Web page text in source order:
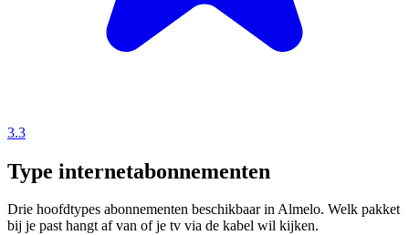
3.3
Type internetabonnementen
Drie hoofdtypes abonnementen beschikbaar in Almelo. Welk pakket
bij je past hangt af van of je tv via de kabel wil kijken.